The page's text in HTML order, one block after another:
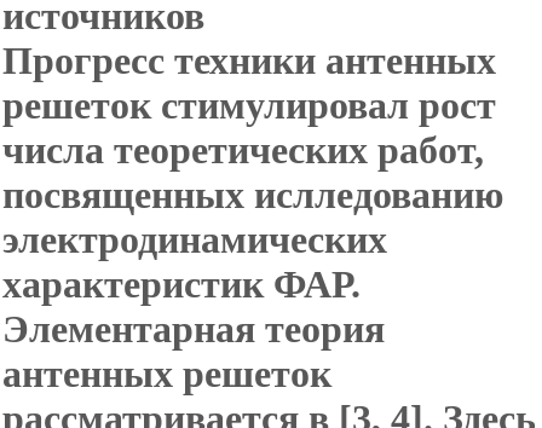
источников
Прогресс техники антенных
решеток стимулировал рост
числа теоретических работ,
посвященных ислледованию
электродинамических
характеристик ФАР.
Элементарная теория
антенных решеток
рассматривается в [3, 4]. Здесь